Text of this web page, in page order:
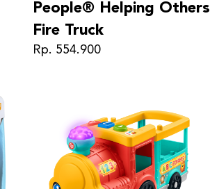
People® Helping Others
Fire Truck
Rp. 554.900